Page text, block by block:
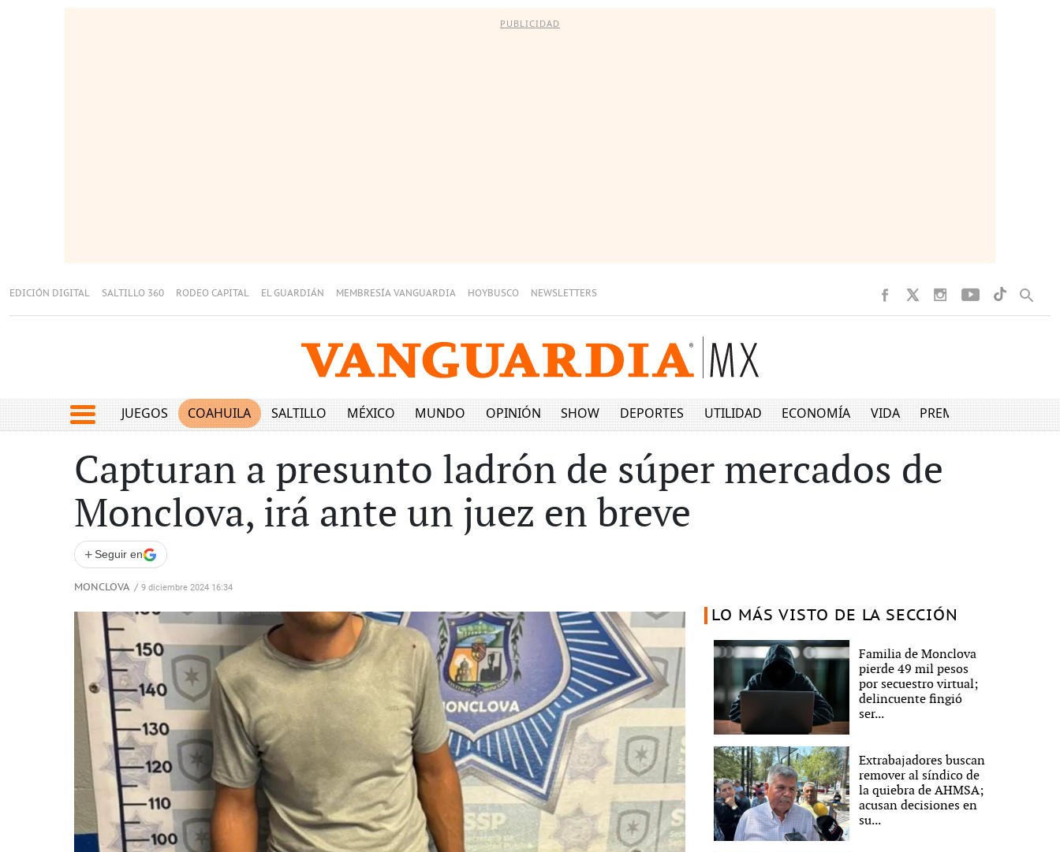
PUBLICIDAD
EDICIÓN DIGITAL SALTILLO 360 RODEO CAPITAL EL GUARDIÁN MEMBRESÍA VANGUARDIA HOYBUSCO NEWSLETTERS
JUEGOS COAHUILA SALTILLO MÉXICO MUNDO OPINIÓN SHOW DEPORTES UTILIDAD ECONOMÍA VIDA PREMIUM
Capturan a presunto ladrón de súper mercados de
Monclova, irá ante un juez en breve
+ Seguir en
MONCLOVA / 9 diciembre 2024 16:34
LO MÁS VISTO DE LA SECCIÓN
Familia de Monclova
pierde 49 mil pesos
por secuestro virtual;
delincuente fingió
ser...
Extrabajadores buscan
remover al síndico de
la quiebra de AHMSA;
acusan decisiones en
su...